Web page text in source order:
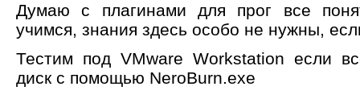
Думаю с плагинами для прог все
учимся, знания здесь особо не нужны,
Тестим под VMware Workstation если
диск с помощью NeroBurn.exe